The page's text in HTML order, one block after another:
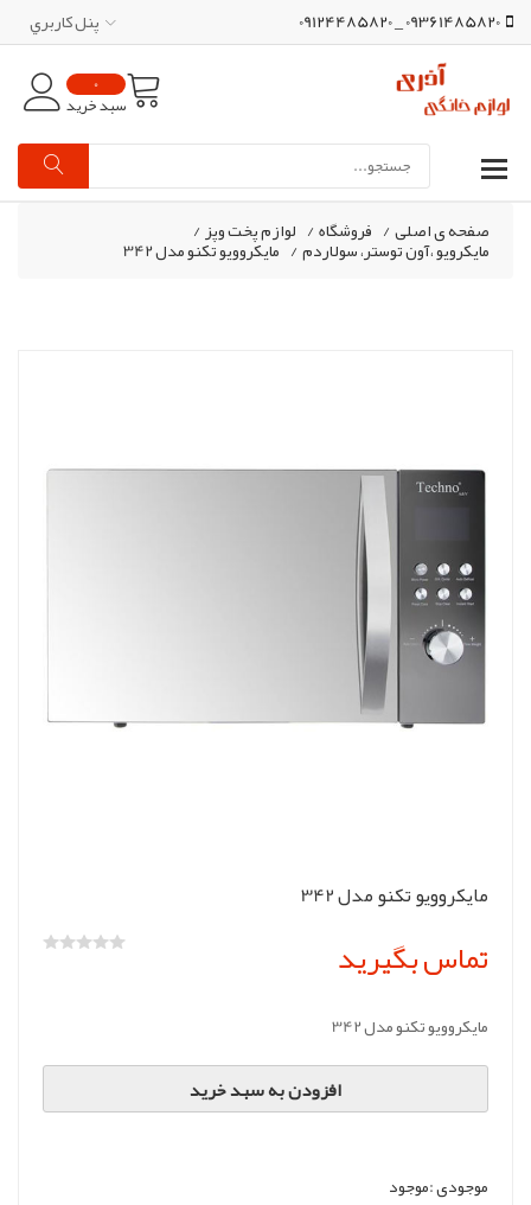
09361485820 _ 09124485820 پنل کاربري
0
سبد خرید
صفحه ی اصلی/ فروشگاه/ لوازم پخت وپز/
مایکرویو ،آون توستر، سولاردم/ مایکروویو تکنو مدل 342
مایکروویو تکنو مدل 342
تماس بگیرید
مایکروویو تکنو مدل 342
افزودن به سبد خرید
موجودی :موجود